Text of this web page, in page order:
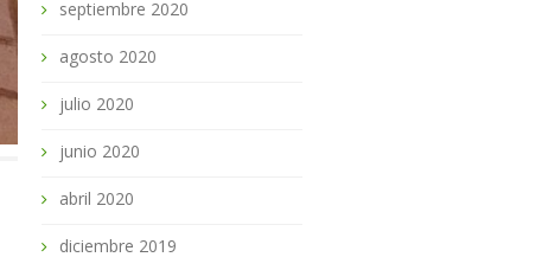
septiembre 2020
agosto 2020
julio 2020
junio 2020
abril 2020
diciembre 2019